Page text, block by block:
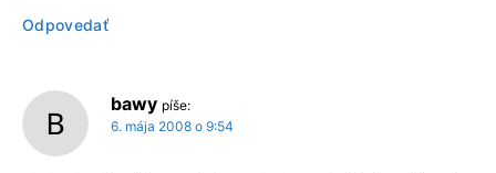
Odpovedať
bawy píše:
6. mája 2008 o 9:54